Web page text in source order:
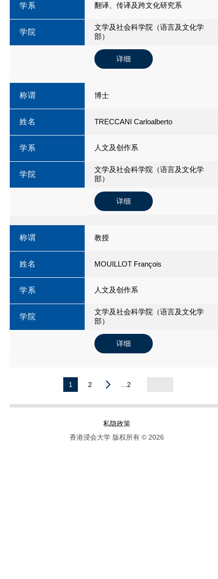
学系 翻译、传译及跨文化研究系
学院
文学及社会科学院（语言及文化学
部）
详细
称谓 博士
姓名 TRECCANI Carloalberto
学系 人文及创作系
学院
文学及社会科学院（语言及文化学
部）
详细
称谓 教授
姓名 MOUILLOT François
学系 人文及创作系
学院
文学及社会科学院（语言及文化学
部）
详细
1 2 ...2
私隐政策
香港浸会大学 版权所有 © 2026